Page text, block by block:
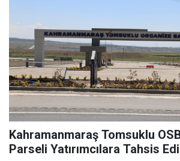
Kahramanmaraş Tomsuklu
Parseli Yatırımcılara Tahsis